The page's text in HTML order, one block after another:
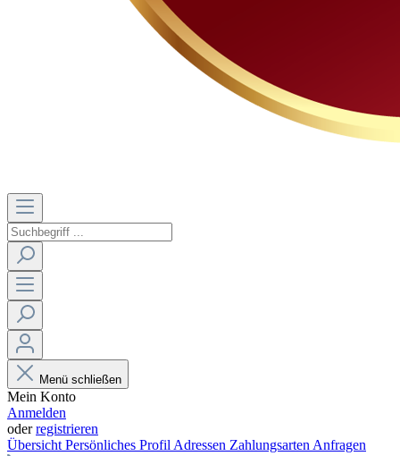
Menü schließen
Mein Konto
Anmelden
oderregistrieren
Übersicht Persönliches Profil Adressen Zahlungsarten Anfragen